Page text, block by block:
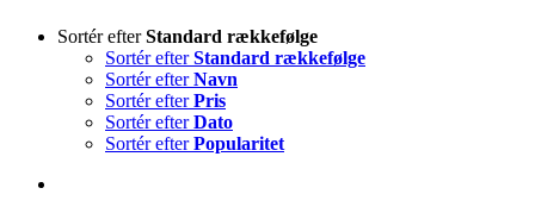
Sortér efterStandard rækkefølge
Sortér efterStandard rækkefølge
Sortér efterNavn
Sortér efterPris
Sortér efterDato
Sortér efterPopularitet